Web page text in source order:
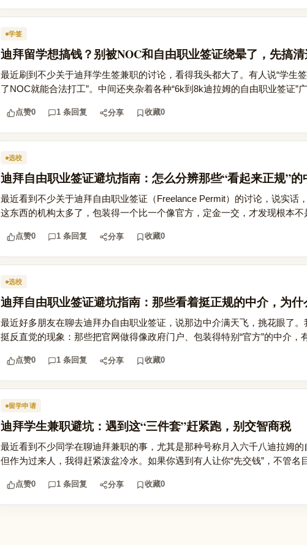
学签
迪拜留学想搞钱？别被NOC和自由职业签证绕晕了，先搞
最近刷到不少关于迪拜学生签兼职的讨论，看得我头都大了。有人说“学生
了NOC就能合法打工”。中间还夹杂着各种“6k到8k迪拉姆的自由职业签证”
点赞0 1 条回复 分享 收藏0
选校
迪拜自由职业签证避坑指南：怎么分辨那些“看起来正规”
最近看到不少关于迪拜自由职业签证（Freelance Permit）的讨论，说实话
这东西的机构太多了，包装得一个比一个像官方，定金一交，才发现根本不
点赞0 1 条回复 分享 收藏0
选校
迪拜自由职业签证避坑指南：那些看着挺正规的中介，为什
最近好多朋友在聊去迪拜办自由职业签证，说那边中介满天飞，挑花眼了
挺反直觉的现象：那些把官网做得像政府门户、包装得特别“官方”的中介，
点赞0 1 条回复 分享 收藏0
留学申请
迪拜学生兼职避坑：遇到这“三件套”赶紧跑，别交智商税
最近看到不少同学在聊迪拜兼职的事，尤其是那种号称月入六千八迪拉姆的
但作为过来人，我得赶紧泼盆冷水。如果你遇到有人让你“先交钱”，不管名
点赞0 1 条回复 分享 收藏0